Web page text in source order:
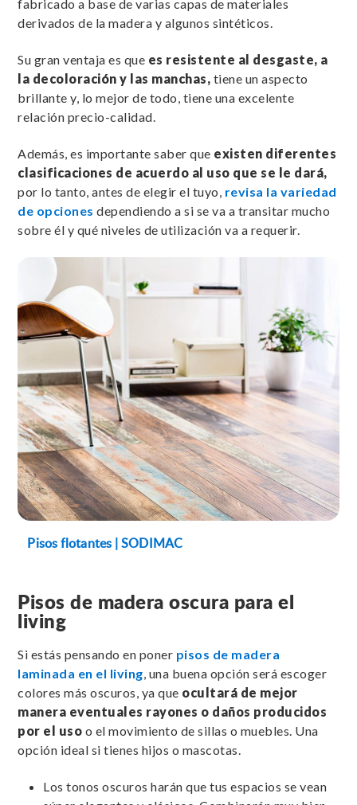
fabricado a base de varias capas de materiales
derivados de la madera y algunos sintéticos.
Su gran ventaja es que es resistente al desgaste, a
la decoloración y las manchas, tiene un aspecto
brillante y, lo mejor de todo, tiene una excelente
relación precio-calidad.
Además, es importante saber que existen diferentes
clasificaciones de acuerdo al uso que se le dará,
por lo tanto, antes de elegir el tuyo, revisa la variedad
de opcionesdependiendo a si se va a transitar mucho
sobre él y qué niveles de utilización va a requerir.
Pisos flotantes | SODIMAC
Pisos de madera oscura para el
living
Si estás pensando en poner pisos de madera
laminada en el living, una buena opción será escoger
colores más oscuros, ya que ocultará de mejor
manera eventuales rayones o daños producidos
por el uso o el movimiento de sillas o muebles. Una
opción ideal si tienes hijos o mascotas.
Los tonos oscuros harán que tus espacios se vean